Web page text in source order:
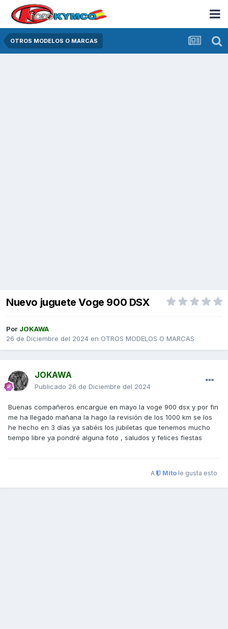
OTROS MODELOS O MARCAS
Nuevo juguete Voge 900 DSX
Por JOKAWA
26 de Diciembre del 2024 en OTROS MODELOS O MARCAS
JOKAWA
Publicado 26 de Diciembre del 2024
Buenas compañeros encargue en mayo la voge 900 dsx y por fin
me ha llegado mañana la hago la revisión de los 1000 km se los
he hecho en 3 días ya sabéis los jubiletas que tenemos mucho
tiempo libre ya pondré alguna foto , saludos y felices fiestas
A Mito le gusta esto